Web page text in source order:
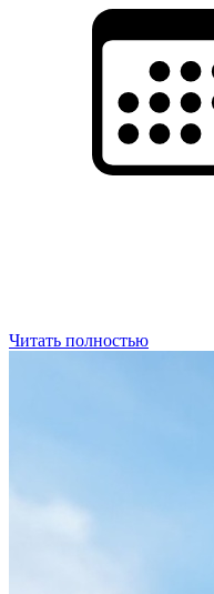
Читать полностью